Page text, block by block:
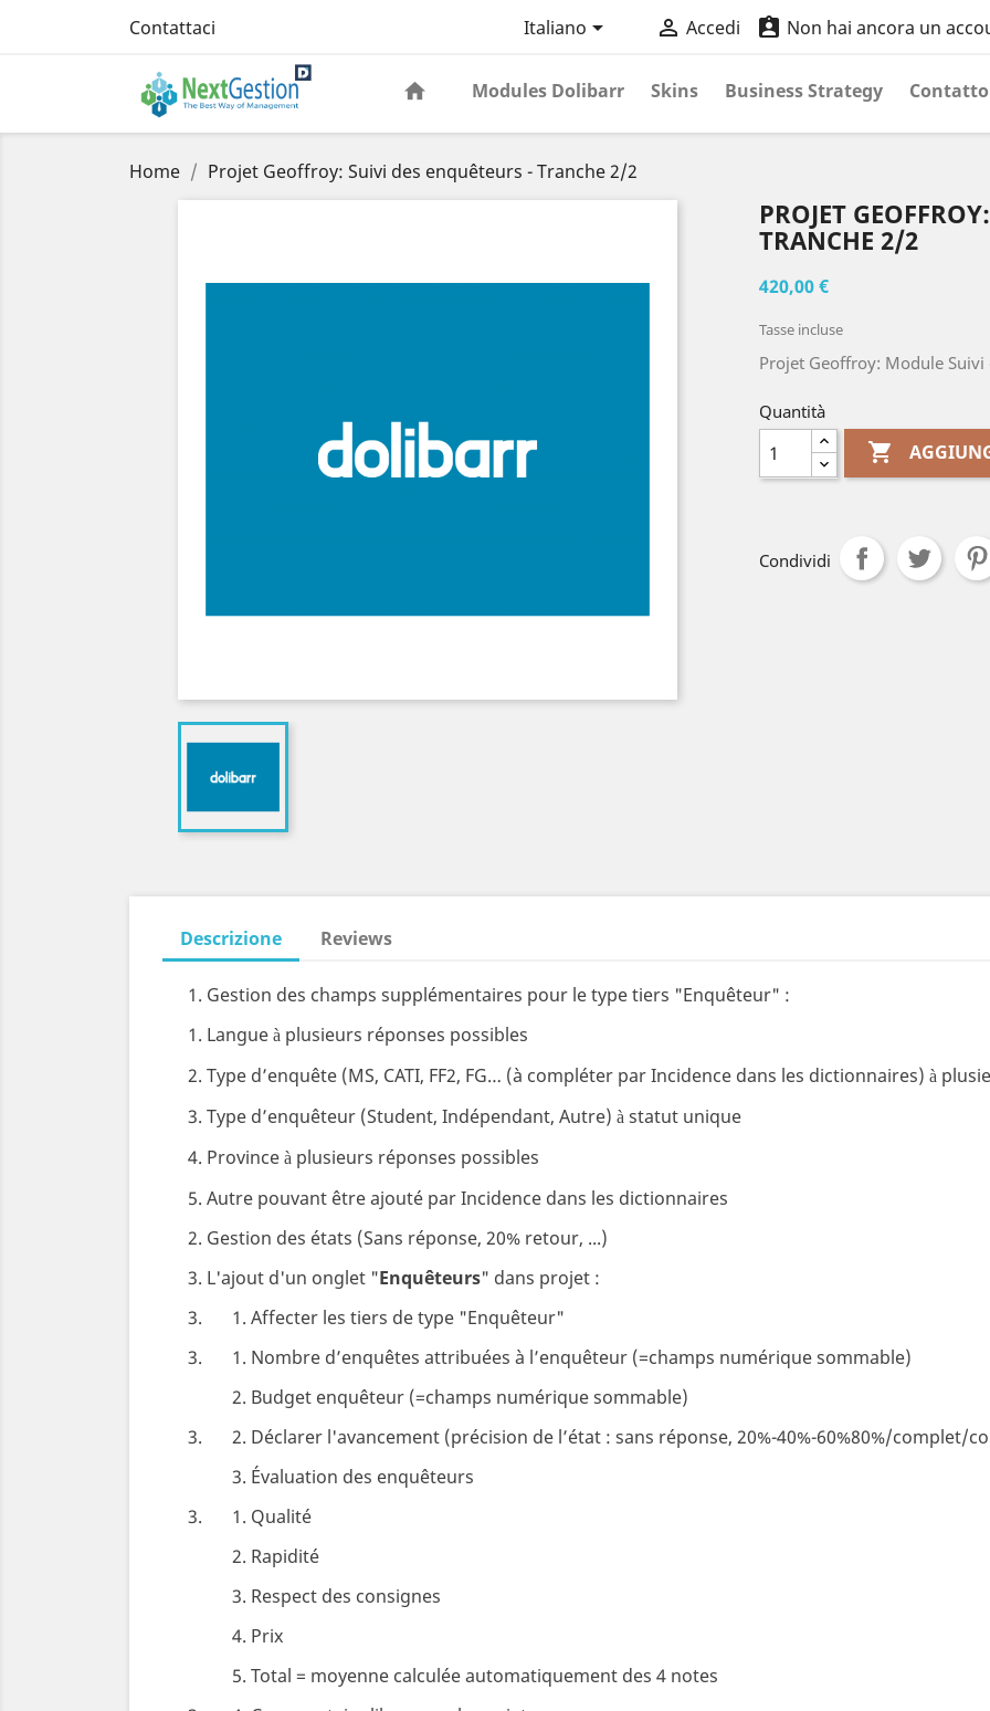
Contattaci Italiano  Accedi  Non hai ancora un
Modules Dolibarr Skins Business Strategy Contatto
Home Projet Geoffroy: Suivi des enquêteurs - Tranche 2/2
PROJET
TRANCHE 2/2
420,00 €
Tasse incluse
Projet Geoffroy: Module
Quantità

Condividi
Descrizione Reviews
Gestion des champs supplémentaires pour le type tiers "Enquêteur" :
Langue à plusieurs réponses possibles
Type d’enquête (MS, CATI, FF2, FG… (à compléter par Incidence dans les dictionnaires) à
Type d’enquêteur (Student, Indépendant, Autre) à statut unique
Province à plusieurs réponses possibles
Autre pouvant être ajouté par Incidence dans les dictionnaires
Gestion des états (Sans réponse, 20% retour, ...)
L'ajout d'un onglet "Enquêteurs" dans projet :
Affecter les tiers de type "Enquêteur"
Nombre d’enquêtes attribuées à l’enquêteur (=champs numérique sommable)
Budget enquêteur (=champs numérique sommable)
Déclarer l'avancement (précision de l’état : sans réponse, 20%-40%-60%80%/complet/
Évaluation des enquêteurs
Qualité
Rapidité
Respect des consignes
Prix
Total = moyenne calculée automatiquement des 4 notes